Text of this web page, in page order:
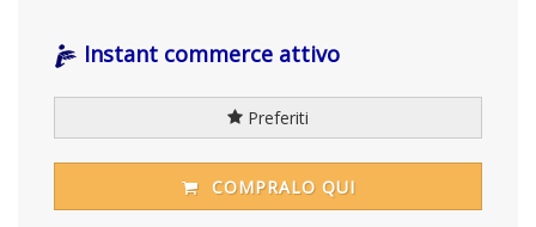
Instant commerce attivo
Preferiti
COMPRALO QUI